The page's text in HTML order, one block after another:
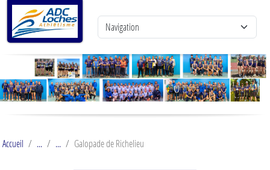
Accueil Galopade de Richelieu
Panneau de gestion des cookies